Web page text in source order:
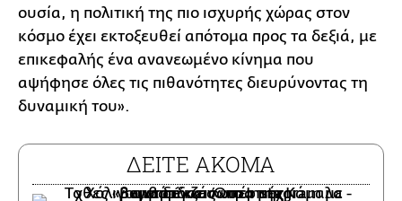
ουσία, η πολιτική της πιο ισχυρής χώρας στον
κόσμο έχει εκτοξευθεί απότομα προς τα δεξιά, με
επικεφαλής ένα ανανεωμένο κίνημα που
αψήφησε όλες τις πιθανότητες διευρύνοντας τη
δυναμική του».
ΔΕΙΤΕ ΑΚΟΜΑ